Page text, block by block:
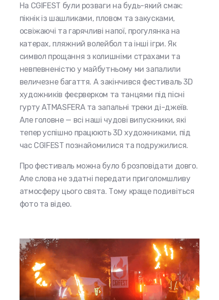
На CGIFEST були розваги на будь-який смак:
пікнік із шашликами, пловом та закусками,
освіжаючі та гарячливі напої, прогулянка на
катерах, пляжний волейбол та інші ігри. Як
символ прощання з колишніми страхами та
невпевненістю у майбутньому ми запалили
величезне багаття. А закінчився фестиваль 3D
художників феєрверком та танцями під пісні
гурту ATMASFERA та запальні треки ді-джеїв.
Але головне — всі наші чудові випускники, які
тепер успішно працюють 3D художниками, під
час CGIFEST познайомилися та подружилися.
Про фестиваль можна було б розповідати довго.
Але слова не здатні передати приголомшливу
атмосферу цього свята. Тому краще подивіться
фото та відео.